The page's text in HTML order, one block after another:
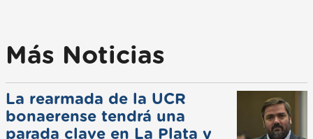
Más Noticias
La rearmada de la UCR
bonaerense tendrá una
parada clave en La Plata y